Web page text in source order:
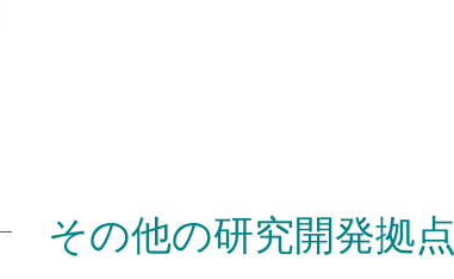
その他の研究開発拠点